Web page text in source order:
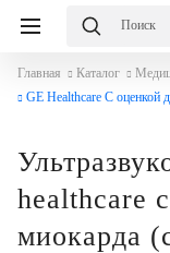
Главная Каталог
GE Healthcare С оценкой
healthcare
миокарда